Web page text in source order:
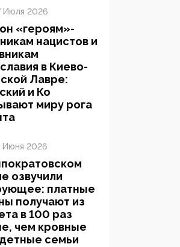
Июля 2026
«героям»-
нацистов и
в Киево-
Лавре:
и Ко
миру рога
Июня 2026
озвучили
платные
получают из
в 100 раз
чем кровные
семьи